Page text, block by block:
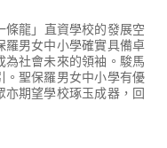
龍」直資學校的發展空
羅男女中小學確實具備卓
社會未來的領袖。駿馬
。聖保羅男女中小學有優
期望學校琢玉成器，回